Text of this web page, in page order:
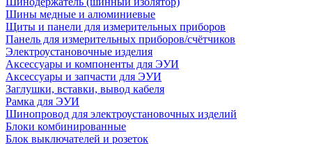
Шины медные и алюминиевые
Щиты и панели для измерительных приборов
Панель для измерительных приборов/счётчиков
Электроустановочные изделия
Аксессуары и компоненты для ЭУИ
Аксессуары и запчасти для ЭУИ
Заглушки, вставки, вывод кабеля
Рамка для ЭУИ
Шинопровод для электроустановочных изделий
Блоки комбинированные
Блок выключателей и розеток